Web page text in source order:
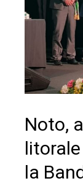
Noto,
la